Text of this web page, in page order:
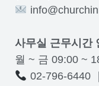
사무실 근무시간
월 ~ 금 09:00 ~
02-796-6440